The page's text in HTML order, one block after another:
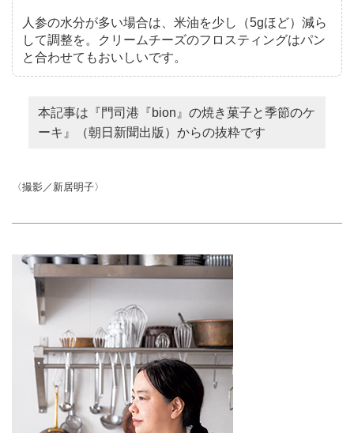
人参の水分が多い場合は、米油を少し（5gほど）減ら
して調整を。クリームチーズのフロスティングはパン
と合わせてもおいしいです。
本記事は『門司港『bion』の焼き菓子と季節のケ
ーキ』（朝日新聞出版）からの抜粋です
〈撮影／新居明子〉